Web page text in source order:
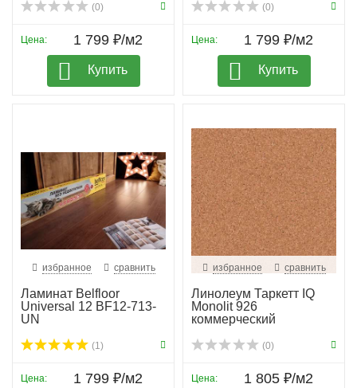
(0)
Цена: 1 799 ₽/м2
Купить
(0)
Цена: 1 799 ₽/м2
Купить
избранное сравнить
Ламинат Belfloor
Universal 12 BF12-713-
UN
(1)
Цена: 1 799 ₽/м2
избранное сравнить
Линолеум Таркетт IQ
Monolit 926
коммерческий
(0)
Цена: 1 805 ₽/м2